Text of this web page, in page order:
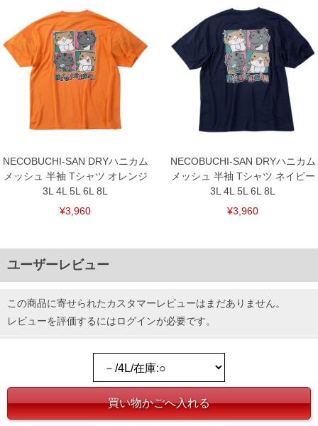
NECOBUCHI-SAN DRYハニカム
メッシュ 半袖 Tシャツ オレンジ
3L 4L 5L 6L 8L
¥3,960
NECOBUCHI-SAN DRYハニカム
メッシュ 半袖 Tシャツ ネイビー
3L 4L 5L 6L 8L
¥3,960
ユーザーレビュー
この商品に寄せられたカスタマーレビューはまだありません。
レビューを評価するにはログインが必要です。